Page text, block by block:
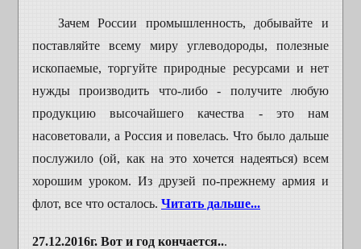
Зачем России промышленность, добывайте
и
поставляйте всему миру углеводороды, полезные
ископаемые, торгуйте природные ресурсами и нет
нужды производить что-либо - получите любую
продукцию высочайшего качества - это нам
насоветовали, а Россия и повелась. Что было дальше
послужило (ой, как на это хочется надеяться) всем
хорошим уроком. Из друзей по-прежнему армия и
флот, все что осталось. Читать дальше...
27.12.2016г. Вот и год кончается...